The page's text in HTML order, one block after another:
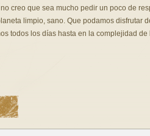
creo que sea mucho pedir un poco de
limpio, sano. Que podamos disfrutar
todos los días hasta en la complejidad